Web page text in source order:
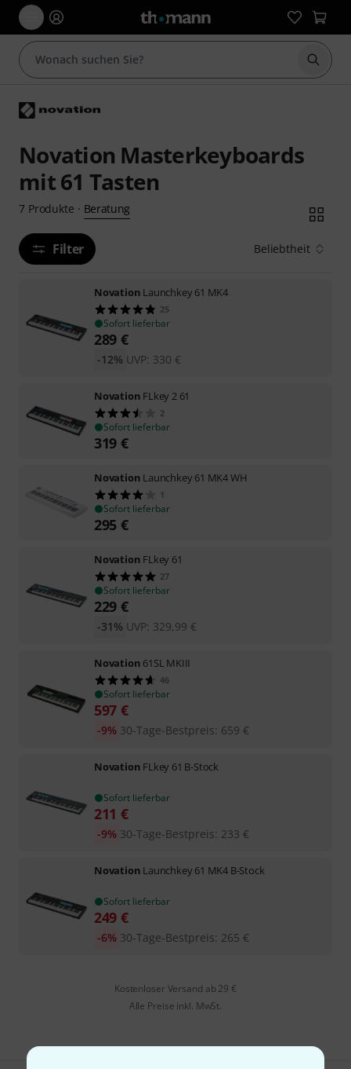
Suche
Novation Masterkeyboards
mit 61 Tasten
7 Produkte · Beratung
Filter Beliebtheit
Novation Launchkey 61 MK4
25
Sofort lieferbar
289 €
UVP: 330 €
-12%
Novation FLkey 2 61
2
Sofort lieferbar
319 €
Novation Launchkey 61 MK4 WH
1
Sofort lieferbar
295 €
Novation FLkey 61
27
Sofort lieferbar
229 €
UVP: 329,99 €
-31%
Novation 61SL MKIII
46
Sofort lieferbar
597 €
30-Tage-Bestpreis: 659 €
-9%
Novation FLkey 61 B-Stock
Sofort lieferbar
211 €
30-Tage-Bestpreis: 233 €
-9%
Novation Launchkey 61 MK4 B-Stock
Sofort lieferbar
249 €
30-Tage-Bestpreis: 265 €
-6%
Kostenloser Versand ab 29 €
Alle Preise inkl. MwSt.